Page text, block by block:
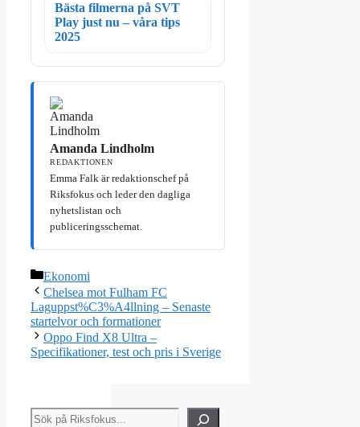
Bästa filmerna på SVT
Play just nu – våra tips
2025
Amanda Lindholm
REDAKTIONEN
Emma Falk är redaktionschef på
Riksfokus och leder den dagliga
nyhetslistan och
publiceringsschemat.
Kategorier
Ekonomi
Chelsea mot Fulham FC
Laguppst%C3%A4llning – Senaste
startelvor och formationer
Oppo Find X8 Ultra –
Specifikationer, test och pris i Sverige
Sök